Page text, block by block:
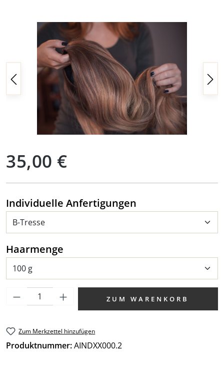
Bildergalerie überspringen
35,00 €
Individuelle Anfertigungen
Haarmenge
Produkt Anzahl: Gib den gewünschten
ZUM WARENKORB
Zum Merkzettel hinzufügen
Produktnummer:AINDXX000.2